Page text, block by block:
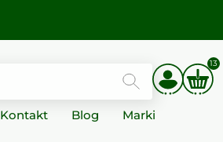
13
Kontakt Blog Marki